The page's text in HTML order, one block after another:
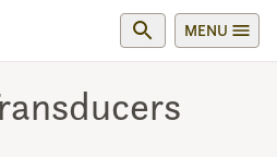
MENU